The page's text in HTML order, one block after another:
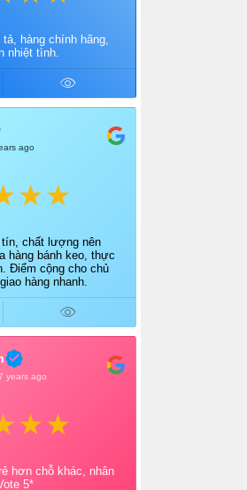
hàng chính hãng,
nhiệt tình.
ago
chất lượng nên
hàng bánh keo, thực
Điểm cộng cho chủ
hàng nhanh.
years ago
hơn chỗ khác, nhân
5*